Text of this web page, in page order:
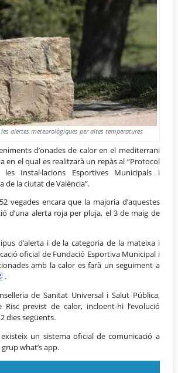
alertes meteorològiques per altes temperatures
d’onades de calor en el mediterrani
el qual es realitzarà un repàs al “Protocol
Instal·lacions Esportives Municipals i
la ciutat de València”.
vegades encara que la majoria d’aquestes
d’una alerta roja per pluja, el 3 de maig de
d’alerta i de la categoria de la mateixa i
oficial de Fundació Esportiva Municipal i
amb la calor es farà un seguiment a
.
de Sanitat Universal i Salut Pública,
previst de calor, incloent-hi l’evolució
dies següents.
un sistema oficial de comunicació a
what’s app.